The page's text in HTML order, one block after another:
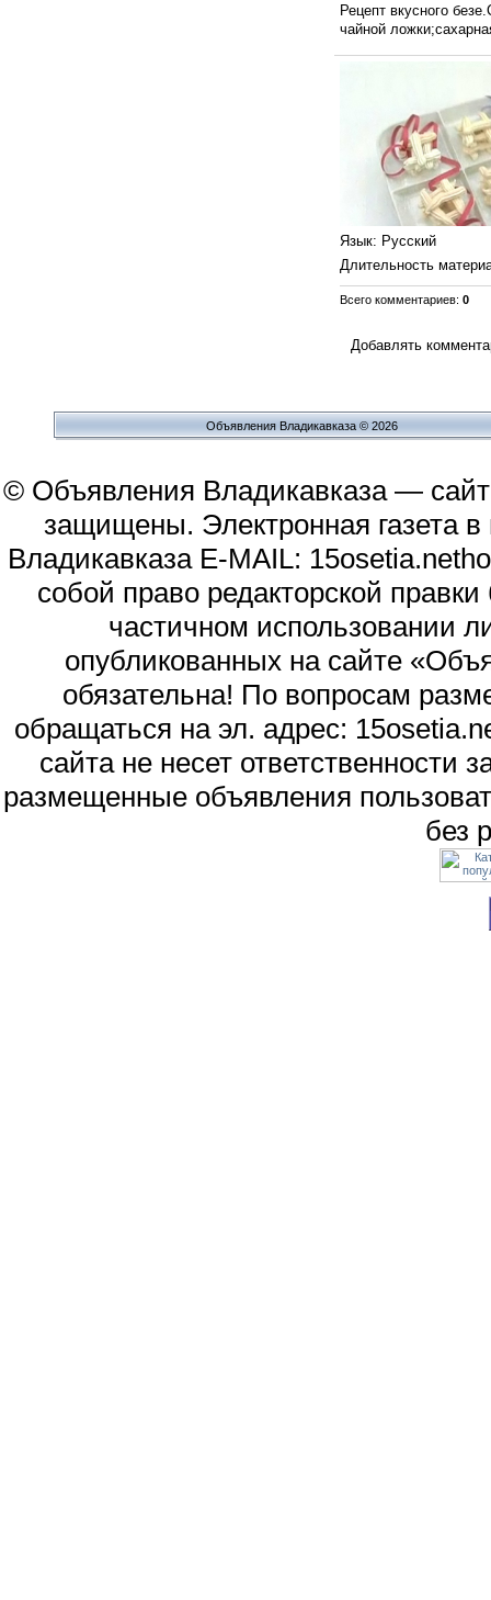
Рецепт вкусного
чайной
Язык: Русский
Длительность
Всего комментариев: 0
Добавлять
Объявления Владикавказа © 2026
© Объявления Владикавказа —
защищены. Электронная газета
Владикавказа E-MAIL:
собой право редакторской
частичном использовании
опубликованных на сайте
обязательна! По вопросам
обращаться на эл. адрес:
сайта не несет
размещенные объявления
без